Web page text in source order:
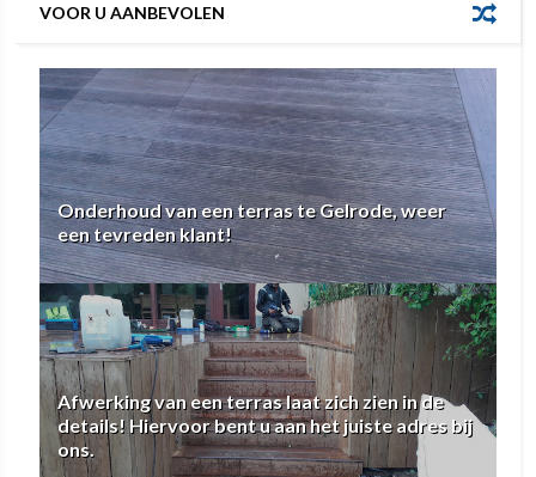
VOOR U AANBEVOLEN
Onderhoud van een terras te Gelrode, weer
een tevreden klant!
Afwerking van een terras laat zich zien in de
details! Hiervoor bent u aan het juiste adres bij
ons.